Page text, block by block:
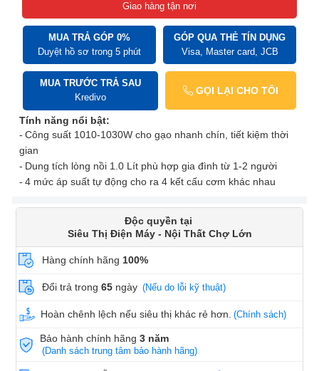
Giao hàng tận nơi
MUA TRẢ GÓP 0%
Duyệt hồ sơ trong 5 phút
GÓP QUA THẺ TÍN DỤNG
Visa, Master card, JCB
MUA TRƯỚC TRẢ SAU
Kredivo
GỌI LẠI CHO TÔI
Tính năng nổi bật:
Công suất 1010-1030W cho gạo nhanh chín, tiết kiệm thời
gian
Dung tích lòng nồi 1.0 Lít phù hợp gia đình từ 1-2 người
4 mức áp suất tự động cho ra 4 kết cấu cơm khác nhau
Độc quyền tại
Siêu Thị Điện Máy - Nội Thất Chợ Lớn
Hàng chính hãng 100%
Đổi trả trong 65 ngày (Nếu do lỗi kỹ thuật)
Hoàn chênh lệch nếu siêu thị khác rẻ hơn. (Chính sách)
Bảo hành chính hãng3 năm
(Danh sách trung tâm bảo hành hãng)